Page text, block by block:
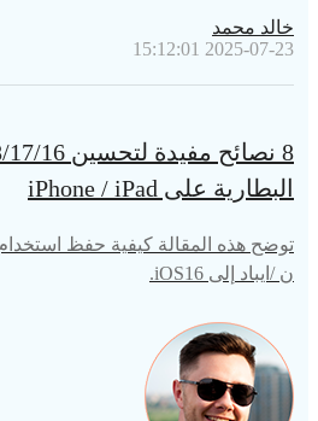
خالد محمد
2025-07-23 15:12:01
البطارية على iPhone / iPad
توضح هذه المقالة كيفية حفظ استخدام
ن /ايباد إلى iOS16.